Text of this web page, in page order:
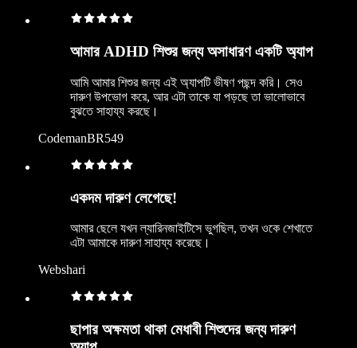
আমার ADHD শিশুর জন্য অসাধারণ একটি অ্যাপ
আমি আমার শিশুর জন্য এই অ্যাপটি ভীষণ পছন্দ করি। সেও
দারুণ উপভোগ করে, আর এটা তাকে যা পড়ছে তা ভালোভাবে
বুঝতে সাহায্য করছে।
CodemanBR549
একদম দারুণ লেগেছে!
আমার ছেলে যখন ল্যারিনজাইটিসে ভুগছিল, তখন ওকে শেখাতে
এটা আমাকে দারুণ সাহায্য করেছে।
Webshari
ছাপার অক্ষমতা থাকা মেধাবী শিশুদের জন্য দারুণ